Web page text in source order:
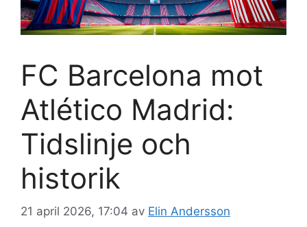
FC Barcelona mot
Atlético Madrid:
Tidslinje och
historik
21 april 2026, 17:04 av Elin Andersson